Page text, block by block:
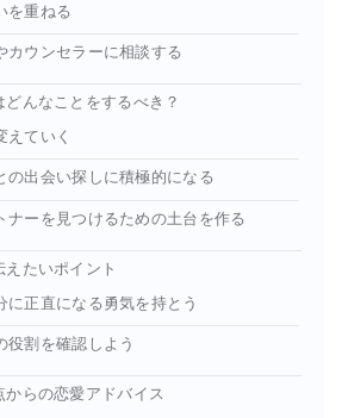
を重ねる
カウンセラーに相談する
んなことをするべき？
えていく
の出会い探しに積極的になる
ナーを見つけるための土台を作る
たいポイント
に正直になる勇気を持とう
役割を確認しよう
らの恋愛アドバイス